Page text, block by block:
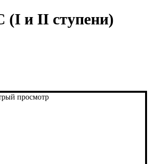
(I и II ступени)
просмотр